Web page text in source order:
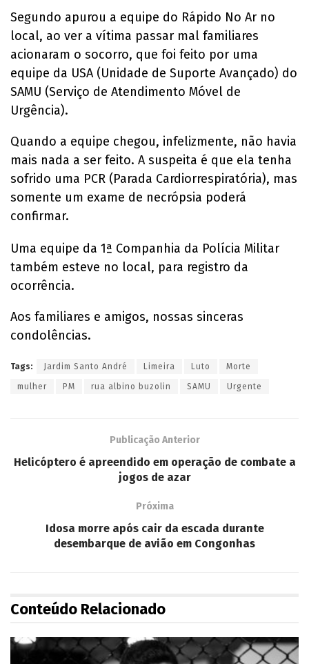
Segundo apurou a equipe do Rápido No Ar no
local, ao ver a vítima passar mal familiares
acionaram o socorro, que foi feito por uma
equipe da USA (Unidade de Suporte Avançado) do
SAMU (Serviço de Atendimento Móvel de
Urgência).
Quando a equipe chegou, infelizmente, não havia
mais nada a ser feito. A suspeita é que ela tenha
sofrido uma PCR (Parada Cardiorrespiratória), mas
somente um exame de necrópsia poderá
confirmar.
Uma equipe da 1ª Companhia da Polícia Militar
também esteve no local, para registro da
ocorrência.
Aos familiares e amigos, nossas sinceras
condolências.
Tags: Jardim Santo André Limeira Luto Morte
mulher PM rua albino buzolin SAMU Urgente
Publicação Anterior
Helicóptero é apreendido em operação de combate a
jogos de azar
Próxima
Idosa morre após cair da escada durante
desembarque de avião em Congonhas
Conteúdo Relacionado